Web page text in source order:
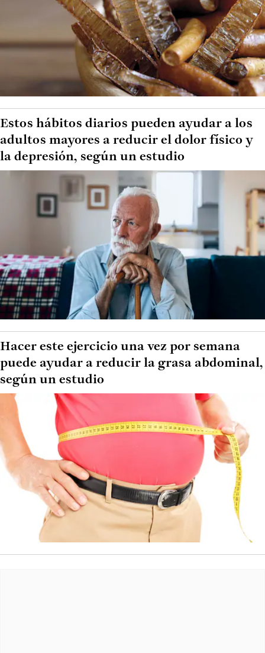
Estos hábitos diarios pueden ayudar a los
adultos mayores a reducir el dolor físico y
la depresión, según un estudio
Hacer este ejercicio una vez por semana
puede ayudar a reducir la grasa abdominal,
según un estudio